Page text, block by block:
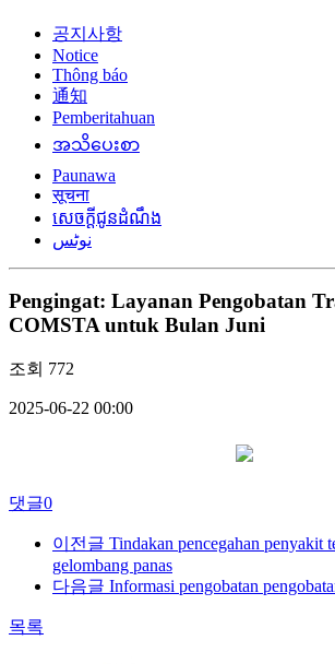
공지사항
Notice
Thông báo
通知
Pemberitahuan
အသိပေးစာ
Paunawa
सूचना
សេចក្តីជូនដំណឹង
نوٹس
Pengingat: Layanan Pengobatan
COMSTA untuk Bulan Juni
조회 772
2025-06-22 00:00
댓글0
이전글 Tindakan pencegahan penyakit
gelombang panas
다음글 Informasi pengobatan
목록